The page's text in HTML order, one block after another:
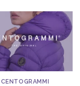
CENTOGRAMMI